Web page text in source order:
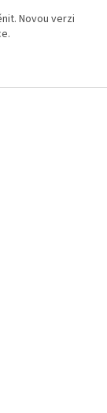
Novou verzi